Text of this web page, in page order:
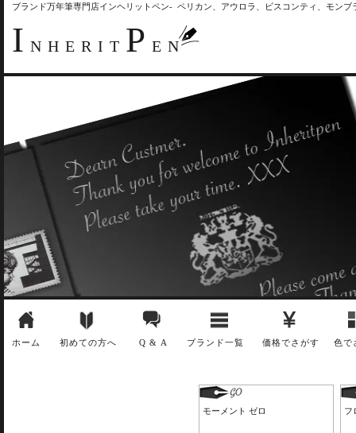
ブランド万年筆専門店インヘリットペン- ペリカン、アウロラ、ビスコンティ、モン
I NHERIT P EN
ホーム 初めての方へ Q & A ブランド一覧 価格でさがす 色で
モーメント ゼロ フ